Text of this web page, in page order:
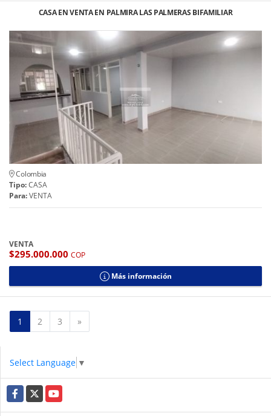
CASA EN VENTA EN PALMIRA LAS PALMERAS BIFAMILIAR
Colombia
Tipo:CASA
Para:VENTA
VENTA
$295.000.000 COP
Más información
1 2 3 »
Select Language ▼
Facebook
X YouTube